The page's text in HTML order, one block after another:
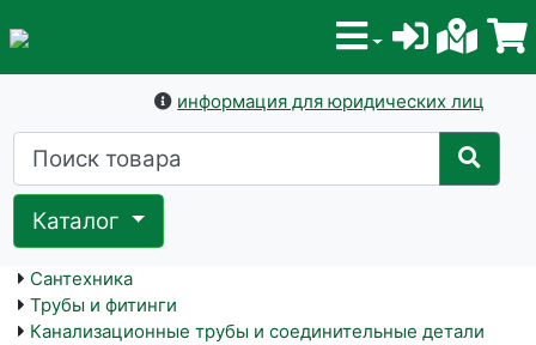
информация для юридических лиц
Каталог
Сантехника
Трубы и фитинги
Канализационные трубы и соединительные детали